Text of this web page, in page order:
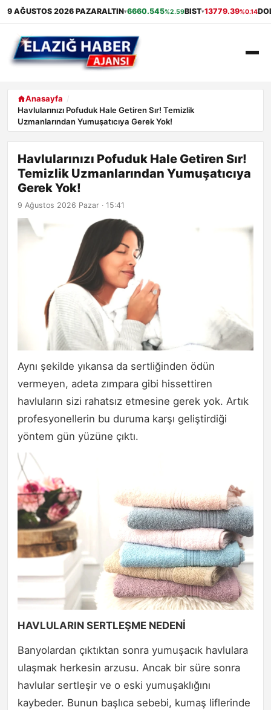
9 AĞUSTOS 2026 PAZARALTIN▾6660.545%2.59BIST▾13779.39%0.14
ANASAYFA
GÜNDEM
SAĞLIK
ALIŞVERIŞ
Anasayfa
Havlularınızı Pofuduk Hale Getiren Sır! Temizlik
Uzmanlarından Yumuşatıcıya Gerek Yok!
Havlularınızı Pofuduk Hale Getiren Sır!
Temizlik Uzmanlarından Yumuşatıcıya
Gerek Yok!
9 Ağustos 2026 Pazar · 15:41
Aynı şekilde yıkansa da sertliğinden ödün
vermeyen, adeta zımpara gibi hissettiren
havluların sizi rahatsız etmesine gerek yok. Artık
profesyonellerin bu duruma karşı geliştirdiği
yöntem gün yüzüne çıktı.
HAVLULARIN SERTLEŞME NEDENİ
Banyolardan çıktıktan sonra yumuşacık havlulara
ulaşmak herkesin arzusu. Ancak bir süre sonra
havlular sertleşir ve o eski yumuşaklığını
kaybeder. Bunun başlıca sebebi, kumaş liflerinde